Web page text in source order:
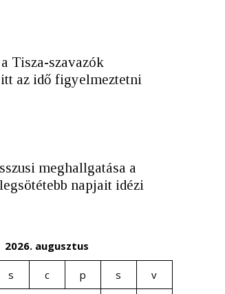
Tisza-szavazók
az idő figyelmeztetni
meghallgatása a
napjait idézi
2026. augusztus
s c p s
v